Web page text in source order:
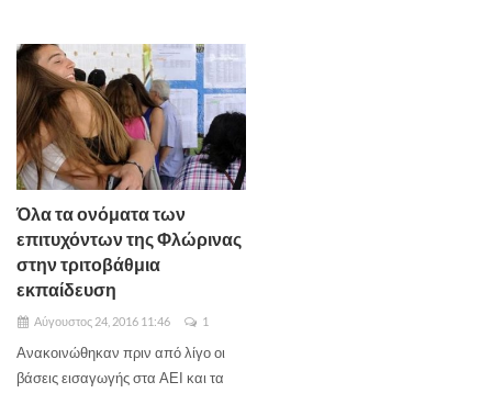
Όλα τα ονόματα των
επιτυχόντων της Φλώρινας
στην τριτοβάθμια
εκπαίδευση
Αύγουστος 24, 2016 11:46 1
Ανακοινώθηκαν πριν από λίγο οι
βάσεις εισαγωγής στα ΑΕΙ και τα